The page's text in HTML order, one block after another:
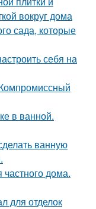
вокруг дома
сада, которые
себя на
в ванной.
ванную
дома.
для отделок